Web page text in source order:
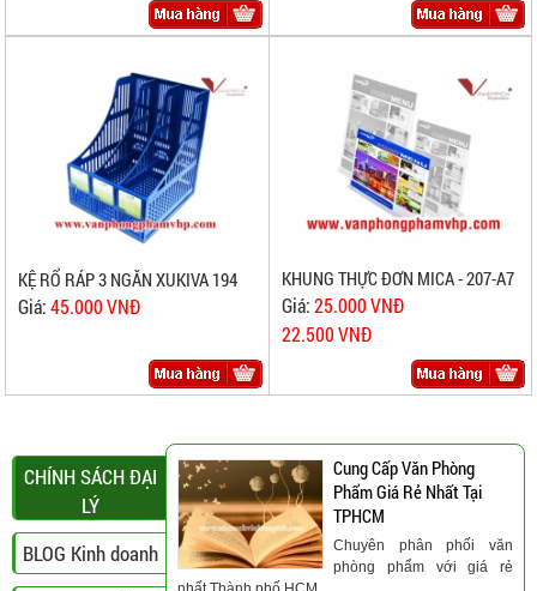
KỆ RỔ RÁP 3 NGĂN XUKIVA 194
Giá:45.000 VNĐ
KHUNG THỰC ĐƠN MICA - 207-A7
Giá:25.000 VNĐ
22.500 VNĐ
CHÍNH SÁCH ĐẠI
LÝ
BLOG Kinh doanh
Cung Cấp Văn Phòng
Phẩm Giá Rẻ Nhất Tại
TPHCM
Chuyên phân phối văn
phòng phẩm với giá rẻ